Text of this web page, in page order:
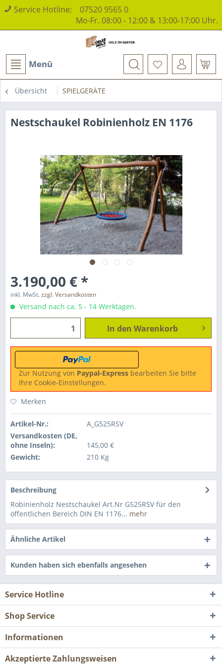
Service Hotline: 07520 9565 0
Mo-Fr. 08:00 - 12:00 & 13:00-17:00 Uhr.
Menü
Übersicht SPIELGERÄTE
Nestschaukel Robinienholz EN 1176
3.190,00 € *
inkl. MwSt.zzgl. Versandkosten
Versand nach ca. 5 - 14 Werktagen.
In den Warenkorb
Zur Nutzung von Paypal-Express bearbeiten Sie bitte
Ihre Cookie-Einstellungen.
Merken
Artikel-Nr.:
A_G525RSV
Versandkosten (DE,
ohne Inseln):
145,00 €
Gewicht:
210 Kg
Beschreibung
Robinienholz Nestschaukel Art.Nr G525RSV für den
öffentlichen Bereich DIN EN 1176... mehr
Ähnliche Artikel
Kunden haben sich ebenfalls angesehen
Service Hotline
Shop Service
Informationen
Akzeptierte Zahlungsweisen